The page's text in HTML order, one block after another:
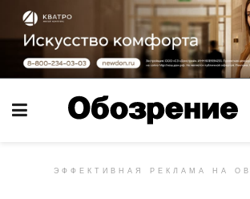
ЭФФЕКТИВНАЯ РЕКЛАМА НА